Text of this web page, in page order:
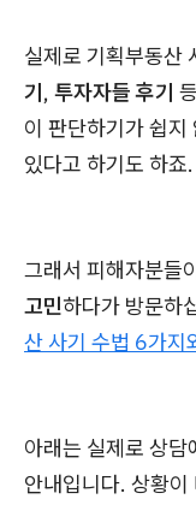
실제로 기획부동산
기, 투자자들 후기
이 판단하기가 쉽
있다고 하기도 하죠.
그래서 피해자분들
고민하다가 방문하
산 사기 수법 6가지
아래는 실제로 상
안내입니다. 상황